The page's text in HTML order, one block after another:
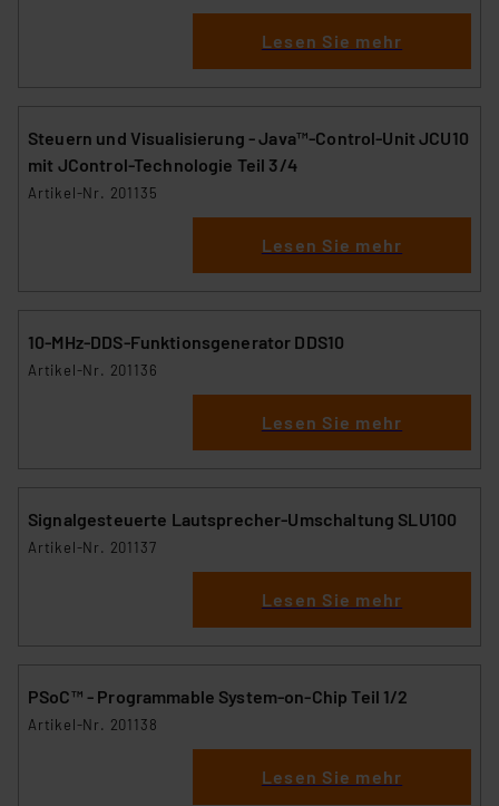
Lesen Sie mehr
Steuern und Visualisierung - Java™-Control-Unit JCU10
mit JControl-Technologie Teil 3/4
Artikel-Nr. 201135
Lesen Sie mehr
10-MHz-DDS-Funktionsgenerator DDS10
Artikel-Nr. 201136
Lesen Sie mehr
Signalgesteuerte Lautsprecher-Umschaltung SLU100
Artikel-Nr. 201137
Lesen Sie mehr
PSoC™ - Programmable System-on-Chip Teil 1/2
Artikel-Nr. 201138
Lesen Sie mehr